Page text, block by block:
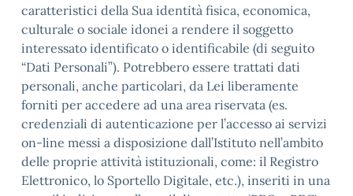
caratteristici della Sua identità fisica, economica,
culturale o sociale idonei a rendere il soggetto
interessato identificato o identificabile (di seguito
“Dati Personali”). Potrebbero essere trattati dati
personali, anche particolari, da Lei liberamente
forniti per accedere ad una area riservata (es.
credenziali di autenticazione per l’accesso ai servizi
on-line messi a disposizione dall’Istituto nell’ambito
delle proprie attività istituzionali, come: il Registro
Elettronico, lo Sportello Digitale, etc.), inseriti in una